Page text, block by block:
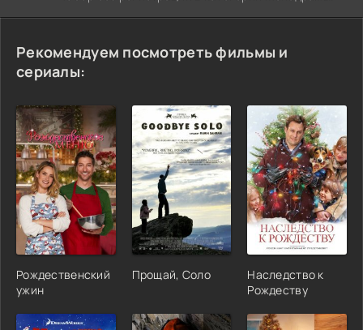
Рекомендуем посмотреть фильмы и
сериалы:
Рождественский
ужин
Прощай, Соло
Наследство к
Рождеству